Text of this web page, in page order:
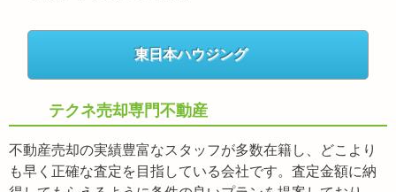
東日本ハウジング
テクネ売却専門不動産
不動産売却の実績豊富なスタッフが多数在籍し、どこより
も早く正確な査定を目指している会社です。査定金額に納